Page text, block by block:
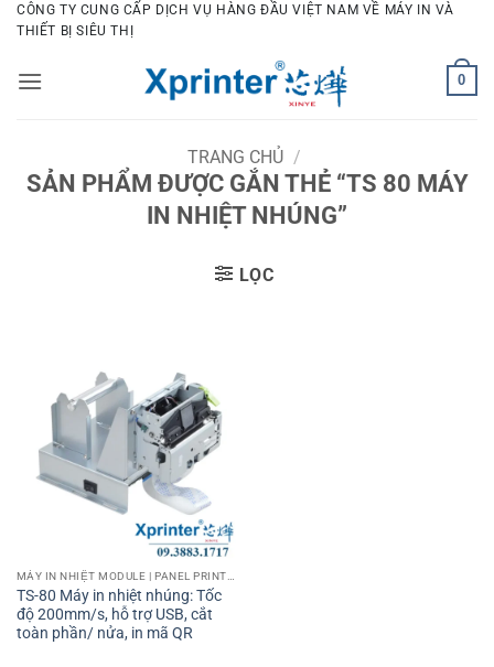
Bỏ
qua
dung
CÔNG TY CUNG CẤP DỊCH VỤ HÀNG ĐẦU VIỆT NAM VỀ MÁY IN VÀ
THIẾT BỊ SIÊU THỊ
0
TRANG CHỦ /
SẢN PHẨM ĐƯỢC GẮN THẺ “TS 80 MÁY
IN NHIỆT NHÚNG”
LỌC
TS-80 Máy in nhiệt nhúng: Tốc
độ 200mm/s, hỗ trợ USB, cắt
toàn phần/ nửa, in mã QR